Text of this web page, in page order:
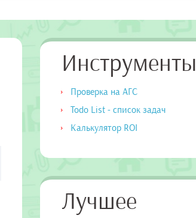
Инструменты
Проверка на АГС
Todo List - список задач
Калькулятор ROI
Лучшее